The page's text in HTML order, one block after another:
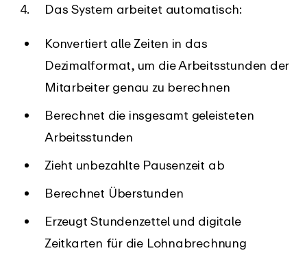
Das System arbeitet automatisch:
Konvertiert alle Zeiten in das
Dezimalformat, um die Arbeitsstunden der
Mitarbeiter genau zu berechnen
Berechnet die insgesamt geleisteten
Arbeitsstunden
Zieht unbezahlte Pausenzeit ab
Berechnet Überstunden
Erzeugt Stundenzettel und digitale
Zeitkarten für die Lohnabrechnung